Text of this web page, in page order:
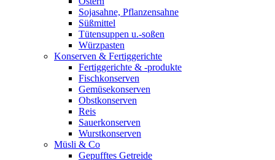
Sojasahne, Pflanzensahne
Süßmittel
Tütensuppen u.-soßen
Würzpasten
Konserven & Fertiggerichte
Fertiggerichte & -produkte
Fischkonserven
Gemüsekonserven
Obstkonserven
Reis
Sauerkonserven
Wurstkonserven
Müsli & Co
Gepufftes Getreide